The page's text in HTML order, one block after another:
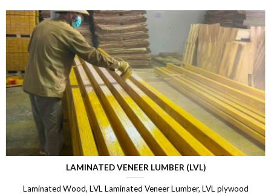
LAMINATED VENEER LUMBER (LVL)
Laminated Wood, LVL Laminated Veneer Lumber, LVL plywood